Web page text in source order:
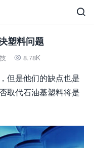

塑料问题
 8.78K
但是他们的缺点也是
取代石油基塑料将是